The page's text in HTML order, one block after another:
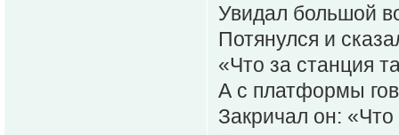
Увидал большой
Потянулся и
«Что за станция
А с платформы
Закричал он: «Что